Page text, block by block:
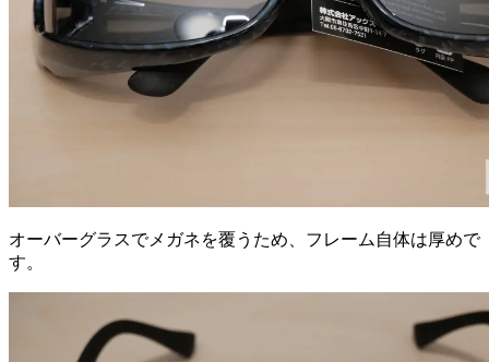
オーバーグラスでメガネを覆うため、フレーム自体は厚めで
す。